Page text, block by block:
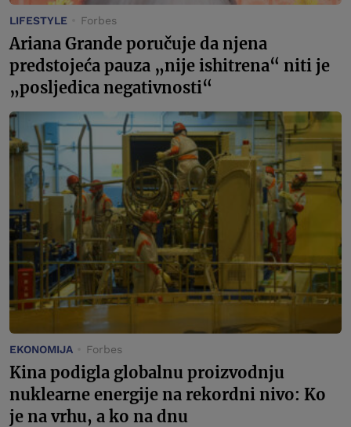
LIFESTYLE Forbes
Ariana Grande poručuje da njena
predstojeća pauza „nije ishitrena“ niti je
„posljedica negativnosti“
EKONOMIJA Forbes
Kina podigla globalnu proizvodnju
nuklearne energije na rekordni nivo: Ko
je na vrhu, a ko na dnu